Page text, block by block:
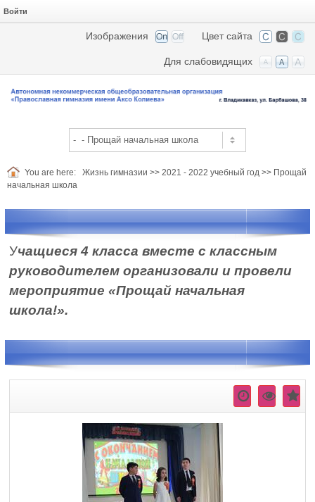
Войти
Цвет сайта
Изображения
Для слабовидящих
You are here: Жизнь гимназии >> 2021 - 2022 учебный год >> Прощай
начальная школа
Учащиеся 4 класса вместе с классным
руководителем организовали и провели
мероприятие «Прощай начальная
школа!».